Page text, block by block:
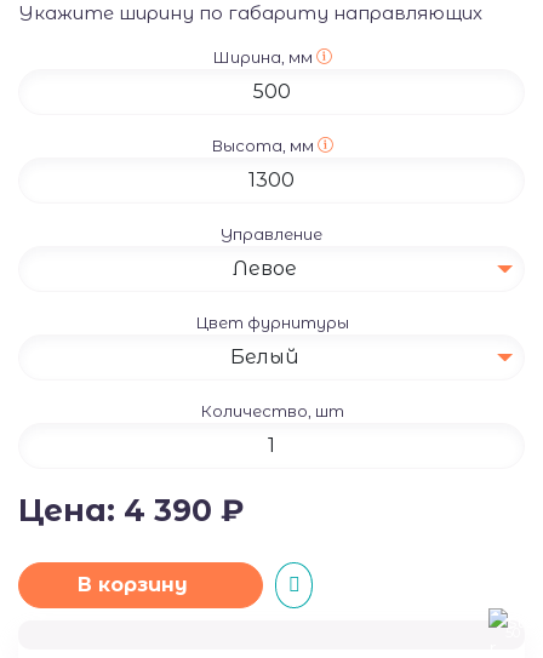
Укажите ширину по габариту направляющих
Ширина, мм
Высота, мм
Управление
Левое
Цвет фурнитуры
Белый
Количество, шт
Цена: 4 390 ₽
В корзину
50